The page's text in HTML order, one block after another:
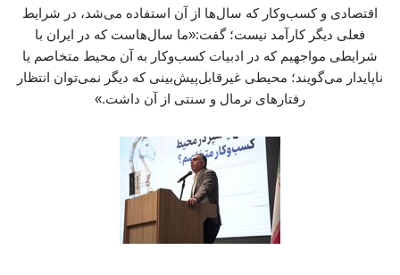
اقتصادی و کسب‌وکار که سال‌ها از آن استفاده می‌شد، در شرایط
فعلی دیگر کارآمد نیست؛ گفت:«ما سال‌هاست که در ایران با
شرایطی مواجهیم که در ادبیات کسب‌وکار به آن محیط متخاصم یا
ناپایدار می‌گویند؛ محیطی غیرقابل‌پیش‌بینی که دیگر نمی‌توان انتظار
رفتارهای نرمال و سنتی از آن داشت.»